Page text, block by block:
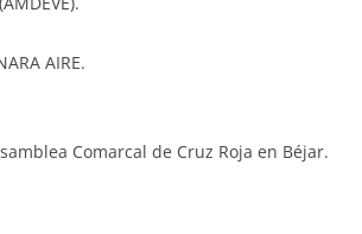
AIRE.
Comarcal de Cruz Roja en Béjar.